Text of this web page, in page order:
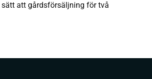
sätt att gårdsförsäljning för två